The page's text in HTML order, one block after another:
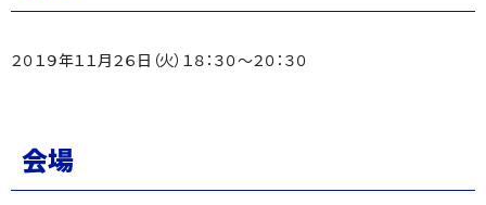
２０１９年１１月２６日（火）１８：３０～２０：３０
会場